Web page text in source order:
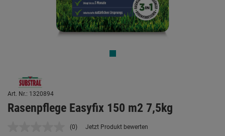
Art. Nr.: 1320894
Rasenpflege Easyfix 150 m2 7,5kg
Kein
(0) Jetzt Produkt bewerten